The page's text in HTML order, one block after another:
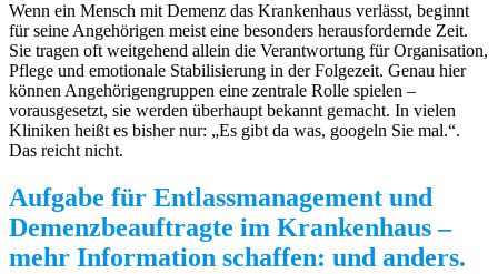
Wenn ein Mensch mit Demenz das Krankenhaus verlässt, beginnt
für seine Angehörigen meist eine besonders herausfordernde Zeit.
Sie tragen oft weitgehend allein die Verantwortung für Organisation,
Pflege und emotionale Stabilisierung in der Folgezeit. Genau hier
können Angehörigengruppen eine zentrale Rolle spielen –
vorausgesetzt, sie werden überhaupt bekannt gemacht. In vielen
Kliniken heißt es bisher nur: „Es gibt da was, googeln Sie mal.“.
Das reicht nicht.
Aufgabe für Entlassmanagement und
Demenzbeauftragte im Krankenhaus –
mehr Information schaffen: und anders.